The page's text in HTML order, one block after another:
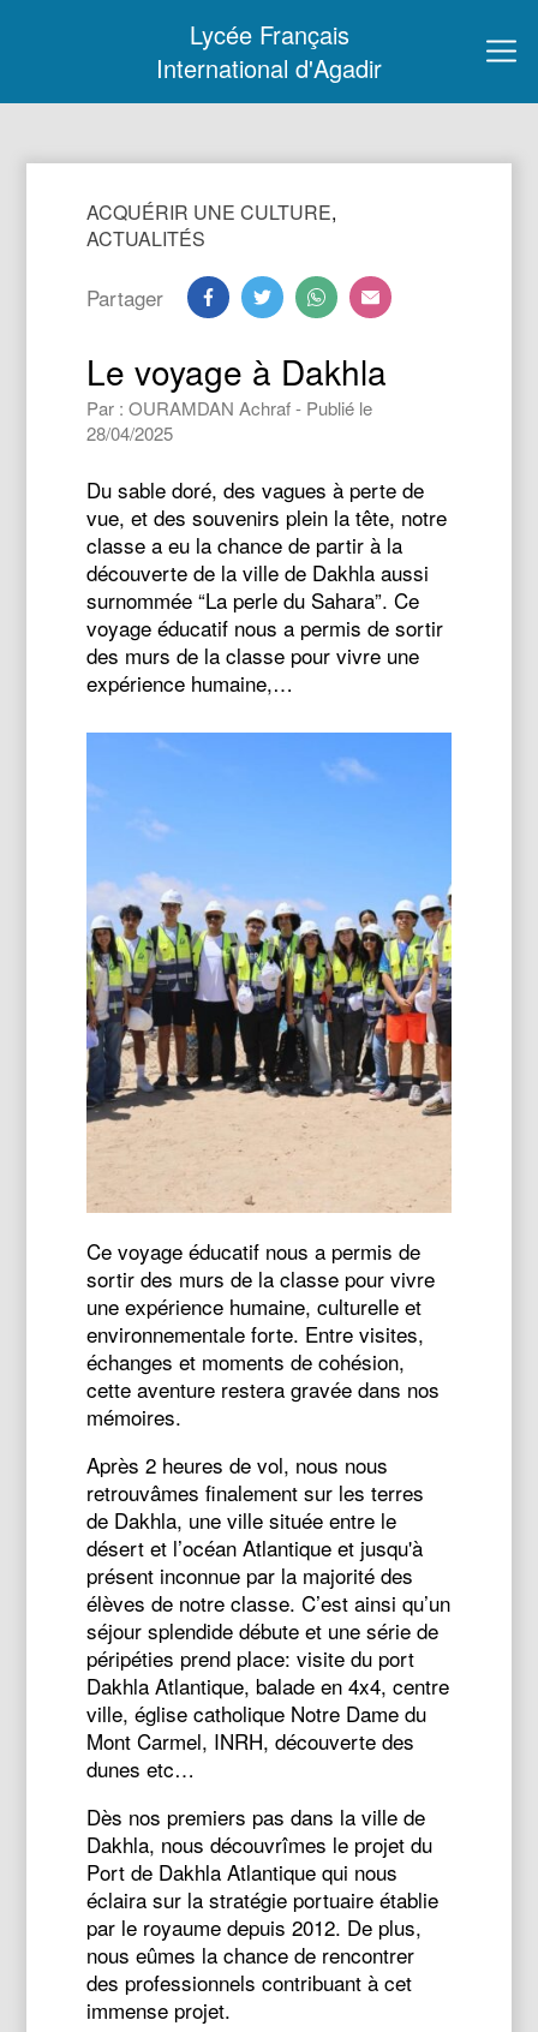
Lycée Français
International d'Agadir
ACQUÉRIR UNE CULTURE,
ACTUALITÉS
Partager
Le voyage à Dakhla
Par : OURAMDAN Achraf - Publié le
28/04/2025
Du sable doré, des vagues à perte de
vue, et des souvenirs plein la tête, notre
classe a eu la chance de partir à la
découverte de la ville de Dakhla aussi
surnommée “La perle du Sahara”. Ce
voyage éducatif nous a permis de sortir
des murs de la classe pour vivre une
expérience humaine,…
Ce voyage éducatif nous a permis de
sortir des murs de la classe pour vivre
une expérience humaine, culturelle et
environnementale forte. Entre visites,
échanges et moments de cohésion,
cette aventure restera gravée dans nos
mémoires.
Après 2 heures de vol, nous nous
retrouvâmes finalement sur les terres
de Dakhla, une ville située entre le
désert et l’océan Atlantique et jusqu'à
présent inconnue par la majorité des
élèves de notre classe. C’est ainsi qu’un
séjour splendide débute et une série de
péripéties prend place: visite du port
Dakhla Atlantique, balade en 4x4, centre
ville, église catholique Notre Dame du
Mont Carmel, INRH, découverte des
dunes etc…
Dès nos premiers pas dans la ville de
Dakhla, nous découvrîmes le projet du
Port de Dakhla Atlantique qui nous
éclaira sur la stratégie portuaire établie
par le royaume depuis 2012. De plus,
nous eûmes la chance de rencontrer
des professionnels contribuant à cet
immense projet.